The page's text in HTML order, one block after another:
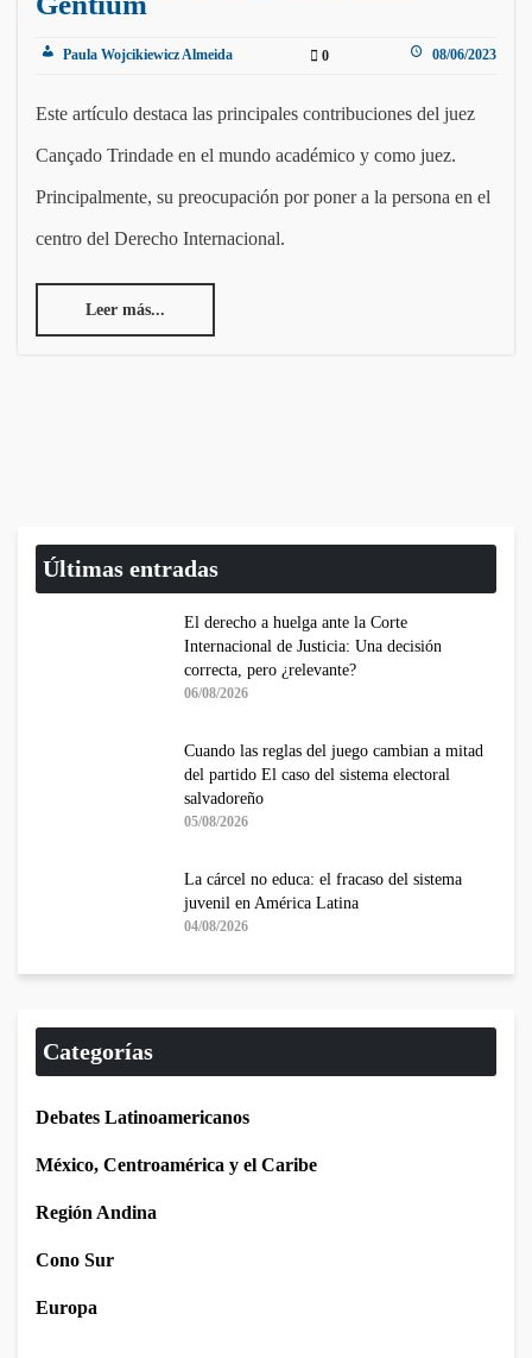
Paula Wojcikiewicz Almeida 0 08/06/2023
Este artículo destaca las principales contribuciones del juez
Cançado Trindade en el mundo académico y como juez.
Principalmente, su preocupación por poner a la persona en el
centro del Derecho Internacional.
Leer más...
Últimas entradas
El derecho a huelga ante la Corte
Internacional de Justicia: Una decisión
correcta, pero ¿relevante?
06/08/2026
Cuando las reglas del juego cambian a mitad
del partido El caso del sistema electoral
salvadoreño
05/08/2026
La cárcel no educa: el fracaso del sistema
juvenil en América Latina
04/08/2026
Categorías
Debates Latinoamericanos
México, Centroamérica y el Caribe
Región Andina
Cono Sur
Europa